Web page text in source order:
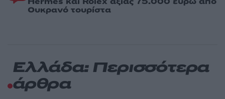
Ουκρανό τουρίστα
Ελλάδα: Περισσότερα
άρθρα